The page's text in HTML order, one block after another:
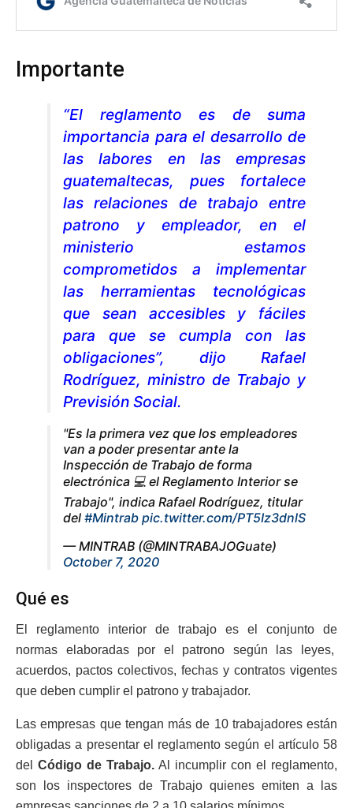
Importante
“El reglamento es de suma
importancia para el desarrollo de
las labores en las empresas
guatemaltecas, pues fortalece
las relaciones de trabajo entre
patrono y empleador, en el
ministerio estamos
comprometidos a implementar
las herramientas tecnológicas
que sean accesibles y fáciles
para que se cumpla con las
obligaciones”, dijo Rafael
Rodríguez, ministro de Trabajo y
Previsión Social.
"Es la primera vez que los empleadores
van a poder presentar ante la
Inspección de Trabajo de forma
electrónica 💻 el Reglamento Interior se
Trabajo", indica Rafael Rodríguez, titular
del #Mintrab pic.twitter.com/PT5Iz3dnlS
— MINTRAB (@MINTRABAJOGuate)
October 7, 2020
Qué es
El reglamento interior de trabajo es el conjunto de
normas elaboradas por el patrono según las leyes,
acuerdos, pactos colectivos, fechas y contratos vigentes
que deben cumplir el patrono y trabajador.
Las empresas que tengan más de 10 trabajadores están
obligadas a presentar el reglamento según el artículo 58
del Código de Trabajo. Al incumplir con el reglamento,
son los inspectores de Trabajo quienes emiten a las